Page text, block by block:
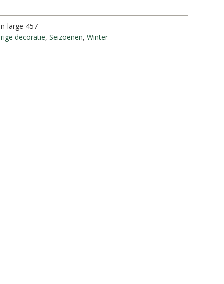
n
t
i
large-457
decoratie, Seizoenen, Winter